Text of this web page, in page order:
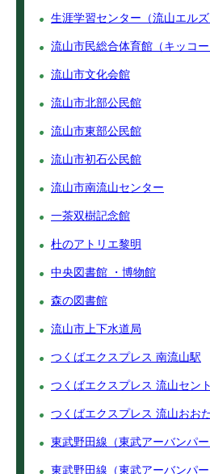
生涯学習センター（流山エルズ
流山市民総合体育館（キッコー
流山市文化会館
流山市北部公民館
流山市東部公民館
流山市初石公民館
流山市南流山センター
一茶双樹記念館
杜のアトリエ黎明
中央図書館 ・博物館
森の図書館
流山市上下水道局
つくばエクスプレス 南流山駅
つくばエクスプレス 流山セン
つくばエクスプレス 流山おお
東武野田線（東武アーバンパ
東武野田線（東武アーバンパ